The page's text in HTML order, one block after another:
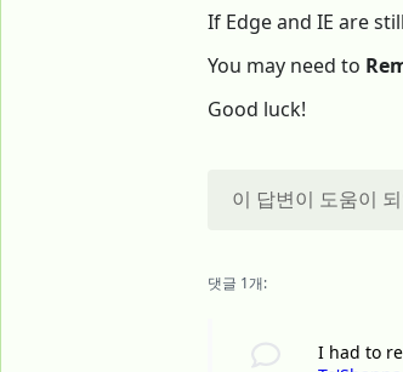
If Edge and IE are
You may need to
Good luck!
이 답변이 도움이
댓글 1개:
I had to